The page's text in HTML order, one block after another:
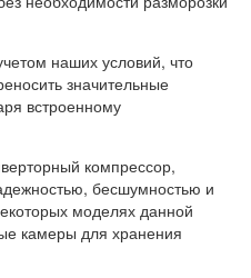
наших условий, что
значительные
встроенному
компрессор,
бесшумностью и
моделях данной
камеры для хранения